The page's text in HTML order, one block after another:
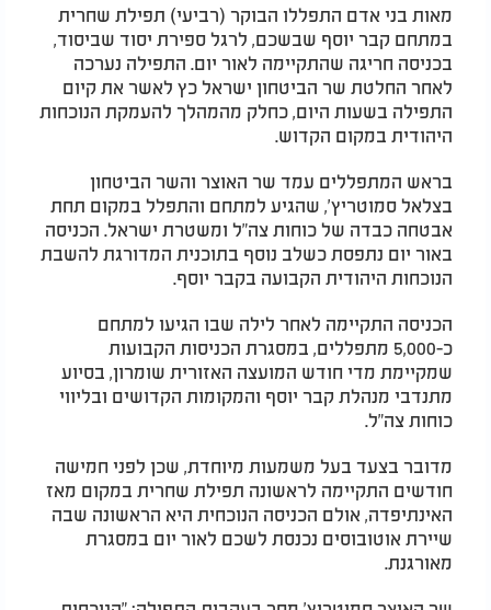
מאות בני אדם התפללו הבוקר (רביעי) תפילת שחרית
במתחם קבר יוסף שבשכם, לרגל ספירת יסוד שביסוד,
בכניסה חריגה שהתקיימה לאור יום. התפילה נערכה
לאחר החלטת שר הביטחון ישראל כץ לאשר את קיום
התפילה בשעות היום, כחלק מהמהלך להעמקת הנוכחות
היהודית במקום הקדוש.
בראש המתפללים עמד שר האוצר והשר הביטחון
בצלאל סמוטריץ', שהגיע למתחם והתפלל במקום תחת
אבטחה כבדה של כוחות צה"ל ומשטרת ישראל. הכניסה
באור יום נתפסת כשלב נוסף בתוכנית המדורגת להשבת
הנוכחות היהודית הקבועה בקבר יוסף.
הכניסה התקיימה לאחר לילה שבו הגיעו למתחם
כ-5,000 מתפללים, במסגרת הכניסות הקבועות
שמקיימת מדי חודש המועצה האזורית שומרון, בסיוע
מתנדבי מנהלת קבר יוסף והמקומות הקדושים ובליווי
כוחות צה"ל.
מדובר בצעד בעל משמעות מיוחדת, שכן לפני חמישה
חודשים התקיימה לראשונה תפילת שחרית במקום מאז
האינתיפדה, אולם הכניסה הנוכחית היא הראשונה שבה
שיירת אוטובוסים נכנסת לשכם לאור יום במסגרת
מאורגנת.